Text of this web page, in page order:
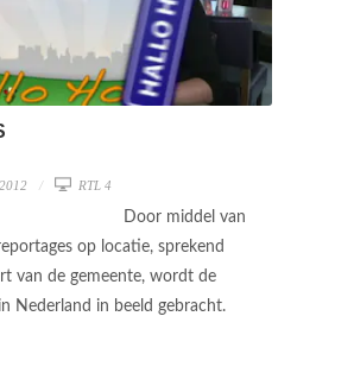
RTL 4
Door middel van
op locatie, sprekend
van de gemeente, wordt de
Nederland in beeld gebracht.